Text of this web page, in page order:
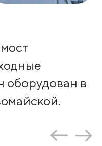
оборудован в